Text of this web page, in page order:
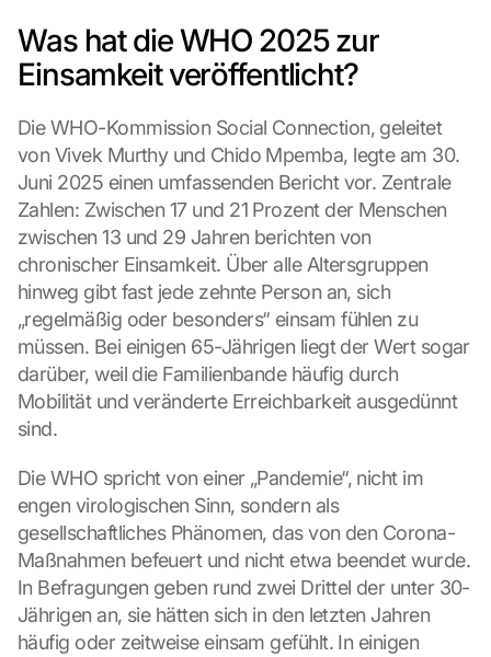
Was hat die WHO 2025 zur
Einsamkeit veröffentlicht?
Die WHO-Kommission Social Connection, geleitet
von Vivek Murthy und Chido Mpemba, legte am 30.
Juni 2025 einen umfassenden Bericht vor. Zentrale
Zahlen: Zwischen 17 und 21 Prozent der Menschen
zwischen 13 und 29 Jahren berichten von
chronischer Einsamkeit. Über alle Altersgruppen
hinweg gibt fast jede zehnte Person an, sich
„regelmäßig oder besonders“ einsam fühlen zu
müssen. Bei einigen 65-Jährigen liegt der Wert sogar
darüber, weil die Familienbande häufig durch
Mobilität und veränderte Erreichbarkeit ausgedünnt
sind.
Die WHO spricht von einer „Pandemie“, nicht im
engen virologischen Sinn, sondern als
gesellschaftliches Phänomen, das von den Corona-
Maßnahmen befeuert und nicht etwa beendet wurde.
In Befragungen geben rund zwei Drittel der unter 30-
Jährigen an, sie hätten sich in den letzten Jahren
häufig oder zeitweise einsam gefühlt. In einigen